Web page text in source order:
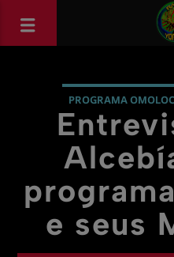
PROGRAMA
RADIO
e seus